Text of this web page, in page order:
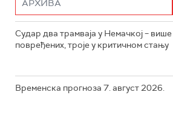
Судар два трамваја у Немачкој –
повређених, троје у критичном стању
Временска прогноза 7. август 2026.